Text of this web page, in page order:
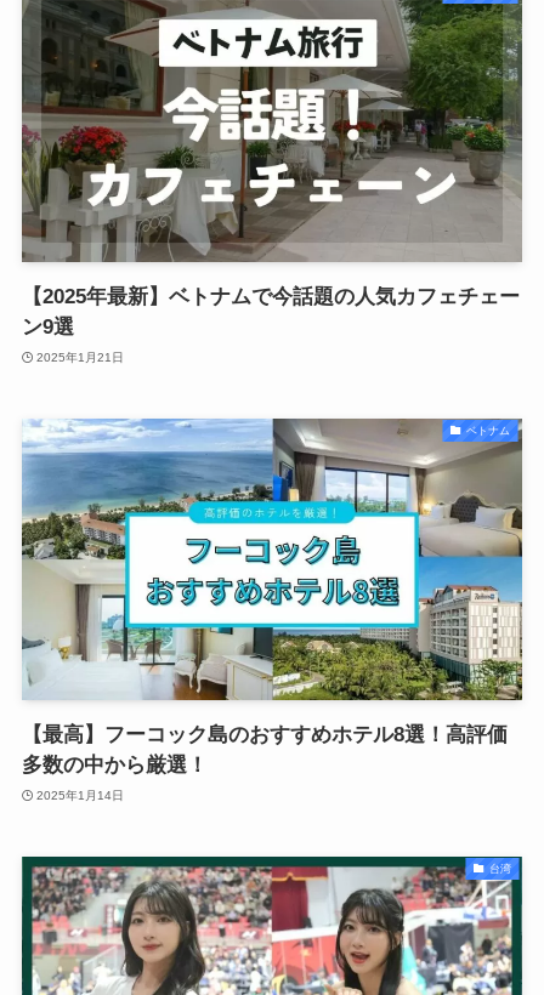
【2025年最新】ベトナムで今話題の人気カフェチェー
ン9選
2025年1月21日
ベトナム
【最高】フーコック島のおすすめホテル8選！高評価
多数の中から厳選！
2025年1月14日
台湾